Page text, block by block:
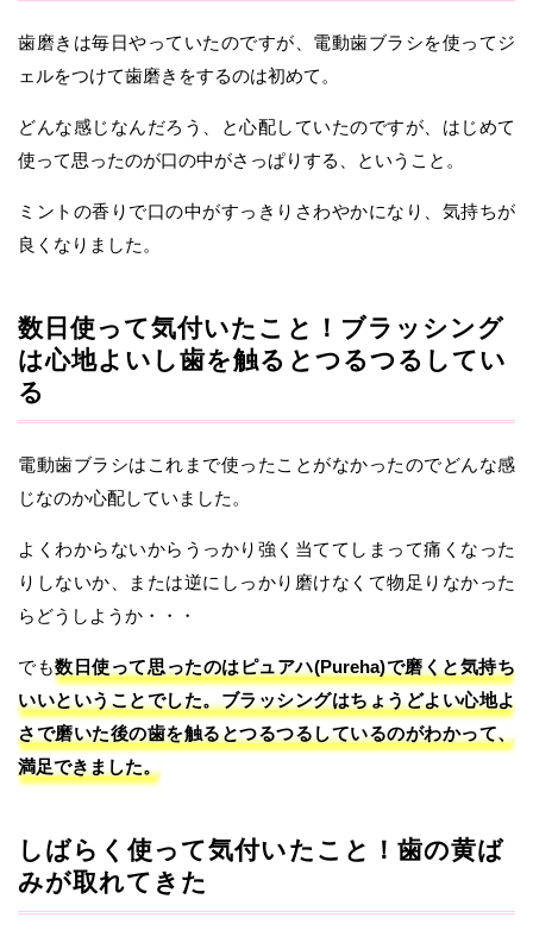
歯磨きは毎日やっていたのですが、電動歯ブラシを使ってジ
ェルをつけて歯磨きをするのは初めて。
どんな感じなんだろう、と心配していたのですが、はじめて
使って思ったのが口の中がさっぱりする、ということ。
ミントの香りで口の中がすっきりさわやかになり、気持ちが
良くなりました。
数日使って気付いたこと！ブラッシング
は心地よいし歯を触るとつるつるしてい
る
電動歯ブラシはこれまで使ったことがなかったのでどんな感
じなのか心配していました。
よくわからないからうっかり強く当ててしまって痛くなった
りしないか、または逆にしっかり磨けなくて物足りなかった
らどうしようか・・・
でも数日使って思ったのはピュアハ(Pureha)で磨くと気持ち
いいということでした。ブラッシングはちょうどよい心地よ
さで磨いた後の歯を触るとつるつるしているのがわかって、
満足できました。
しばらく使って気付いたこと！歯の黄ば
みが取れてきた